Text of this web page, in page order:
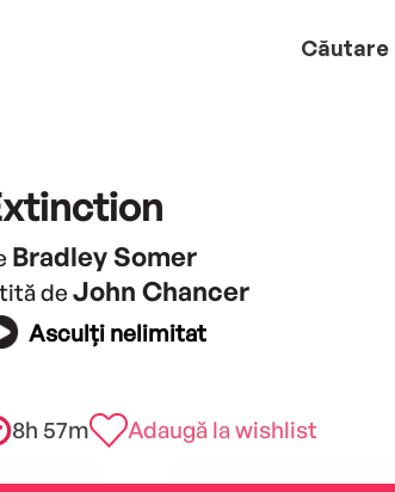
Căutare
Bradley Somer
de John Chancer
Asculți nelimitat
8h 57m Adaugă la wishlist